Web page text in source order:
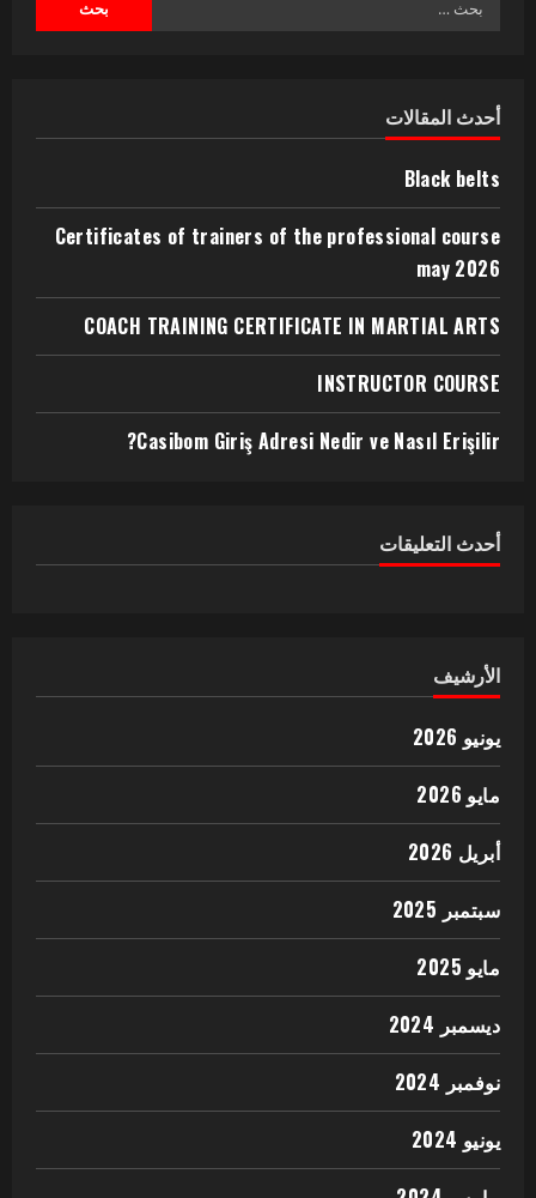
أحدث المقالات
Black belts
Certificates of trainers of the professional course
may 2026
COACH TRAINING CERTIFICATE IN MARTIAL ARTS
INSTRUCTOR COURSE
Casibom Giriş Adresi Nedir ve Nasıl Erişilir?
أحدث التعليقات
الأرشيف
يونيو 2026
مايو 2026
أبريل 2026
سبتمبر 2025
مايو 2025
ديسمبر 2024
نوفمبر 2024
يونيو 2024